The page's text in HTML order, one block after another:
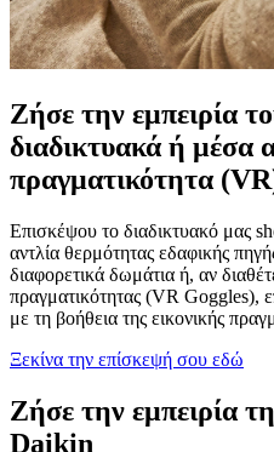
Ζήσε την εμπειρία
διαδικτυακά ή μέσα
πραγματικότητα
Επισκέψου το διαδικτυακό μας
αντλία θερμότητας εδαφικής
διαφορετικά δωμάτια ή, αν
πραγματικότητας (VR Goggles),
με τη βοήθεια της εικονικής
Ξεκίνα την επίσκεψή σου εδώ
Ζήσε την εμπειρία
Daikin